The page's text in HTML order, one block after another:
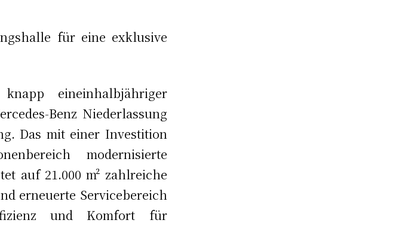
für eine exklusive
eineinhalbjähriger
Benz Niederlassung
Das mit einer Investition
modernisierte
auf 21.000 m² zahlreiche
erneuerte Servicebereich
und Komfort für